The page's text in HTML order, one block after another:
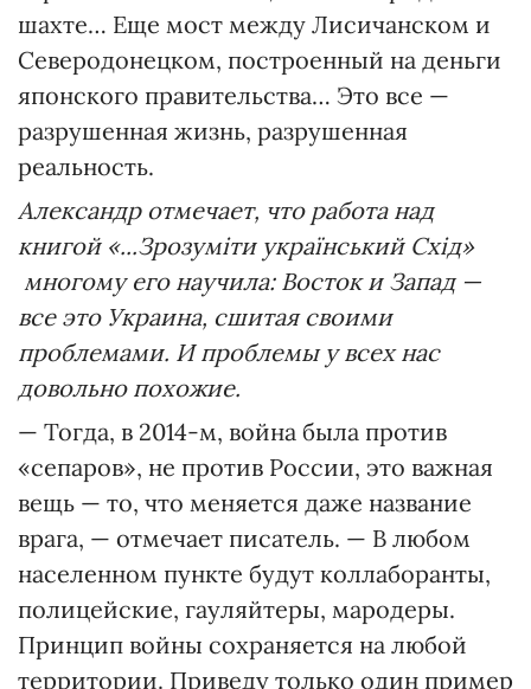
шахте… Еще мост между Лисичанском и
Северодонецком, построенный на деньги
японского правительства… Это все —
разрушенная жизнь, разрушенная
реальность.
Александр отмечает, что работа над
книгой «...Зрозуміти український Схід»
многому его научила: Восток и Запад —
все это Украина, сшитая своими
проблемами. И проблемы у всех нас
довольно похожие.
— Тогда, в 2014-м, война была против
«сепаров», не против России, это важная
вещь — то, что меняется даже название
врага, — отмечает писатель. — В любом
населенном пункте будут коллаборанты,
полицейские, гауляйтеры, мародеры.
Принцип войны сохраняется на любой
территории. Приведу только один пример